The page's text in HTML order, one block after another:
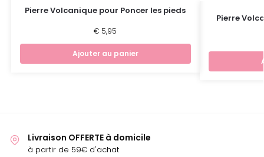
Pierre Volcanique pour Poncer les pieds
€ 5,95
Ajouter au panier
Pierre
Livraison OFFERTE à domicile
à partir de 59€ d'achat